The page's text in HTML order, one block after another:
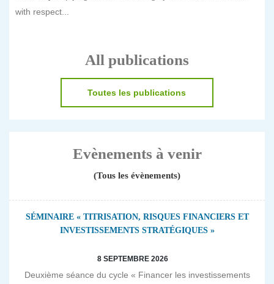
with respect...
All publications
Toutes les publications
Evènements à venir
(Tous les évènements)
SÉMINAIRE « TITRISATION, RISQUES FINANCIERS ET
INVESTISSEMENTS STRATÉGIQUES »
8 SEPTEMBRE 2026
Deuxième séance du cycle « Financer les investissements